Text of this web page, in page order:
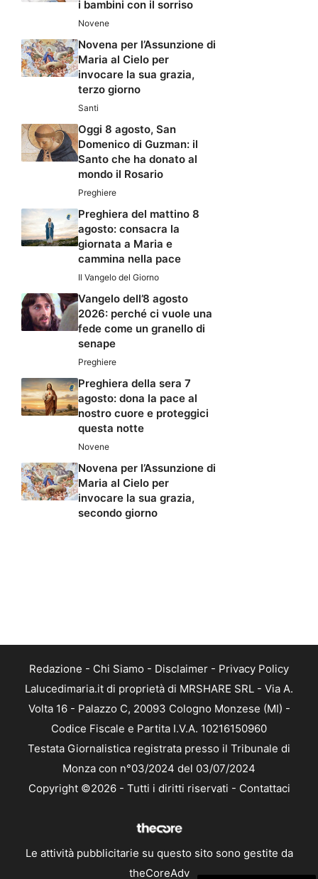
i bambini con il sorriso
Novene
Novena per l’Assunzione di
Maria al Cielo per
invocare la sua grazia,
terzo giorno
Santi
Oggi 8 agosto, San
Domenico di Guzman: il
Santo che ha donato al
mondo il Rosario
Preghiere
Preghiera del mattino 8
agosto: consacra la
giornata a Maria e
cammina nella pace
Il Vangelo del Giorno
Vangelo dell’8 agosto
2026: perché ci vuole una
fede come un granello di
senape
Preghiere
Preghiera della sera 7
agosto: dona la pace al
nostro cuore e proteggici
questa notte
Novene
Novena per l’Assunzione di
Maria al Cielo per
invocare la sua grazia,
secondo giorno
Redazione - Chi Siamo - Disclaimer - Privacy Policy
Lalucedimaria.it di proprietà di MRSHARE SRL - Via A.
Volta 16 - Palazzo C, 20093 Cologno Monzese (MI) -
Codice Fiscale e Partita I.V.A. 10216150960
Testata Giornalistica registrata presso il Tribunale di
Monza con n°03/2024 del 03/07/2024
Copyright ©2026 - Tutti i diritti riservati - Contattaci
Le attività pubblicitarie su questo sito sono gestite da
theCoreAdv